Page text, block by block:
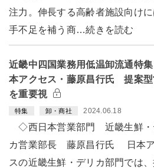
注力。伸長する高齢者施設向けに
手不足を補う商…続きを読む
近畿中四国業務用低温卸流通特集
本アクセス・藤原昌行氏 提案型
を重要視
特集 卸・商社 2024.06.18
◇西日本営業部門 近畿生鮮・
カ営業部長 藤原昌行氏 日本
スの近畿生鮮・デリカ部門では